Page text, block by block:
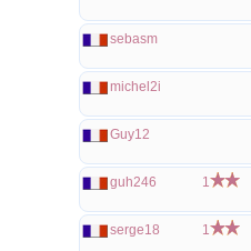
sebasm
michel2i
Guy12
guh246 1
serge18 1